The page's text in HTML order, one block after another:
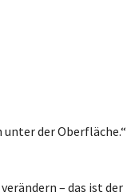
unter der Oberfläche.“
– das ist der